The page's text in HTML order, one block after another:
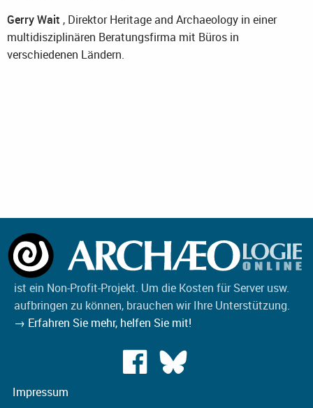
Gerry Wait , Direktor Heritage and Archaeology in einer
multidisziplinären Beratungsfirma mit Büros in
verschiedenen Ländern.
ist ein Non-Profit-Projekt. Um die Kosten für Server usw.
aufbringen zu können, brauchen wir Ihre Unterstützung.
→ Erfahren Sie mehr, helfen Sie mit!
Impressum